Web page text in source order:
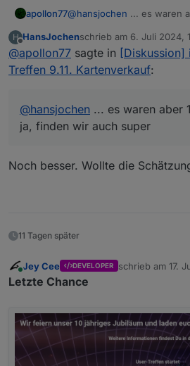
apollon77@hansjochen ... es waren
H
Offline
HansJochenschrieb am 6. Juli 2024,
zuletzt editiert von
@apollon77 sagte in [Diskussion]
Treffen 9.11. Kartenverkauf:
@hansjochen ... es waren aber
ja, finden wir auch super
Noch besser. Wollte die
11 Tagen später
Online
Jey Cee DEVELOPER schrieb am 17.
zuletzt editiert
Letzte Chance